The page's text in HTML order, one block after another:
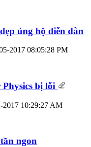
ủng hộ diễn đàn
2017 08:05:28 PM
bị lỗi
2017 10:29:27 AM
ngon